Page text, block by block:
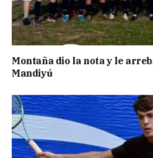
Montaña dio la nota y le
Mandiyú